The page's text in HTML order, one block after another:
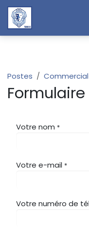
Se rendre au contenu
Postes
Votre nom *
Votre e-mail *
Votre numéro de